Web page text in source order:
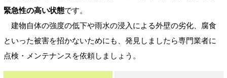
緊急性の高い状態です。
建物自体の強度の低下や雨水の浸入による外壁の劣化、腐食
といった被害を招かないためにも、発見しましたら専門業者に
点検・メンテナンスを依頼しましょう。